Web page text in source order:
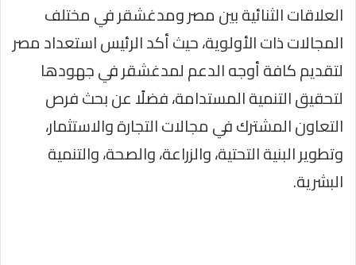
العلاقات الثنائية بين مصر ومدغشقر في مختلف
المجالات ذات الأولوية، حيث أكد الرئيس استعداد مصر
لتقديم كافة أوجه الدعم لمدغشقر في جهودها
لتحقيق التنمية المستدامة، فضلًا عن بحث فرص
التعاون المشترك في مجالات التجارة والاستثمار،
وتطوير البنية التحتية، والزراعة، والصحة، والتنمية
البشرية.